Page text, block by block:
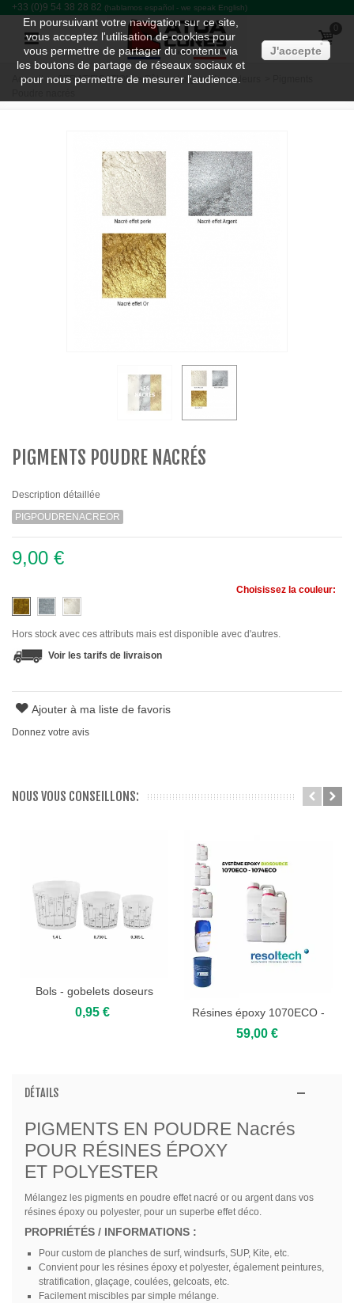
+33 (0)9 54 38 28 82 (hablamos español - we speak English)
0
Accueil > STRATIFICATION > Pâtes et pigments couleurs
PIGMENTS POUDRE NACRÉS
Description détaillée
PIGPOUDRENACREOR
9,00 €
Choisissez la couleur:
Hors stock avec ces attributs mais est disponible avec d'autres.
Voir les tarifs de livraison
Ajouter à ma liste de favoris
Donnez votre avis
NOUS VOUS CONSEILLONS:
Bols - gobelets doseurs
gradués
0,95 €
Résines époxy 1070ECO -
1074ECO...
59,00 €
DÉTAILS
PIGMENTS EN POUDRE Nacrés
POUR RÉSINES ÉPOXY
ET POLYESTER
Mélangez les pigments en poudre effet nacré or ou argent dans vos
résines époxy ou polyester, pour un superbe effet déco.
PROPRIÉTÉS / INFORMATIONS :
Pour custom de planches de surf, windsurfs, SUP, Kite, etc.
Convient pour les résines époxy et polyester, également peintures,
stratification, glaçage, coulées, gelcoats, etc.
Facilement miscibles par simple mélange.
En poursuivant votre navigation sur ce site,
vous acceptez l'utilisation de cookies pour
vous permettre de partager du contenu via
les boutons de partage de réseaux sociaux et
pour nous permettre de mesurer l'audience.
J'accepte